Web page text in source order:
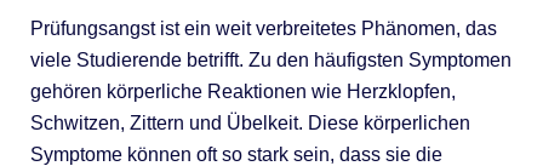
Prüfungsangst ist ein weit verbreitetes Phänomen, das
viele Studierende betrifft. Zu den häufigsten Symptomen
gehören körperliche Reaktionen wie Herzklopfen,
Schwitzen, Zittern und Übelkeit. Diese körperlichen
Symptome können oft so stark sein, dass sie die